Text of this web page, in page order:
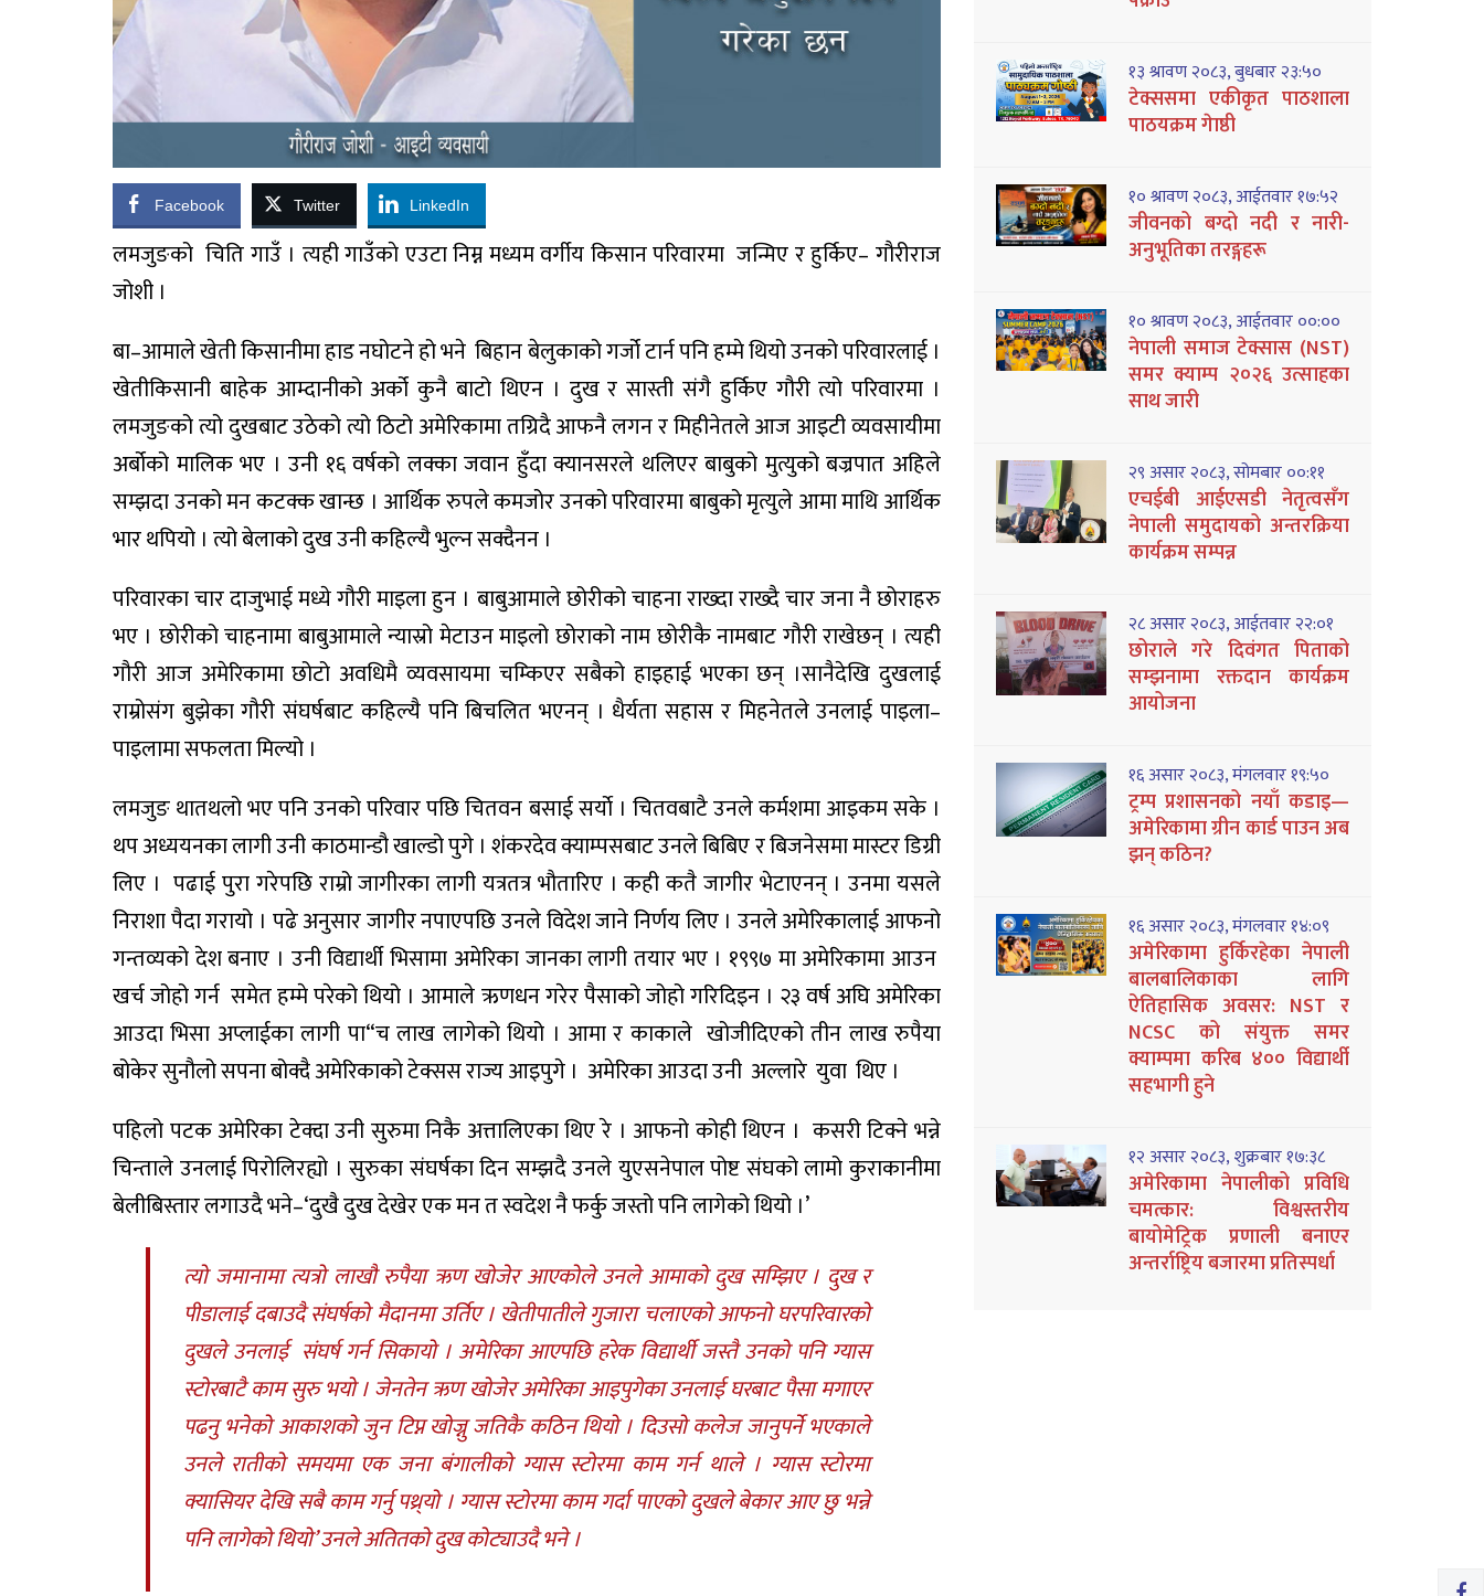
Facebook Twitter LinkedIn
लमजुङको चिति गाउँ । त्यही गाउँकाे एउटा निम्न मध्यम वर्गीय किसान परिवारमा जन्मिए र हुर्किए– गौरीराज
जोशी ।
बा–आमाले खेती किसानीमा हाड नघोटने हो भने बिहान बेलुकाको गर्जो टार्न पनि हम्मे थियो उनको परिवारलाई ।
खेतीकिसानी बाहेक आम्दानीको अर्को कुनै बाटो थिएन । दुख र सास्ती संगै हुर्किए गौरी त्यो परिवारमा ।
लमजुङको त्यो दुखबाट उठेको त्यो ठिटो अमेरिकामा तग्रिदै आफनै लगन र मिहीनेतले आज आइटी व्यवसायीमा
अर्बोको मालिक भए । उनी १६ वर्षको लक्का जवान हुँदा क्यानसरले थलिएर बाबुको मुत्युको बज्रपात अहिले
सम्झदा उनको मन कटक्क खान्छ । आर्थिक रुपले कमजोर उनको परिवारमा बाबुको मृत्युले आमा माथि आर्थिक
भार थपियो । त्यो बेलाको दुख उनी कहिल्यै भुल्न सक्दैनन ।
परिवारका चार दाजुभाई मध्ये गौरी माइला हुन । बाबुआमाले छोरीको चाहना राख्दा राख्दै चार जना नै छोराहरु
भए । छोरीको चाहनामा बाबुआमाले न्यास्रो मेटाउन माइलो छोराको नाम छोरीकै नामबाट गौरी राखेछन् । त्यही
गौरी आज अमेरिकामा छोटो अवधिमै व्यवसायमा चम्किएर सबैको हाइहाई भएका छन् ।सानैदेखि दुखलाई
राम्रोसंग बुझेका गौरी संघर्षबाट कहिल्यै पनि बिचलित भएनन् । धैर्यता सहास र मिहनेतले उनलाई पाइला–
पाइलामा सफलता मिल्यो ।
लमजुङ थातथलो भए पनि उनको परिवार पछि चितवन बसाई सर्याे । चितवबाटै उनले कर्मशमा आइकम सके ।
थप अध्ययनका लागी उनी काठमान्डौ खाल्डो पुगे । शंकरदेव क्याम्पसबाट उनले बिबिए र बिजनेसमा मास्टर डिग्री
लिए । पढाई पुरा गरेपछि राम्रो जागीरका लागी यत्रतत्र भौतारिए । कही कतै जागीर भेटाएनन् । उनमा यसले
निराशा पैदा गरायो । पढे अनुसार जागीर नपाएपछि उनले विदेश जाने निर्णय लिए । उनले अमेरिकालाई आफनो
गन्तव्यको देश बनाए । उनी विद्यार्थी भिसामा अमेरिका जानका लागी तयार भए । १९९७ मा अमेरिकामा आउन
खर्च जोहो गर्न समेत हम्मे परेको थियो । आमाले ऋणधन गरेर पैसाको जोहो गरिदिइन । २३ वर्ष अघि अमेरिका
आउदा भिसा अप्लाईका लागी पा“च लाख लागेको थियो । आमा र काकाले खोजीदिएको तीन लाख रुपैया
बोकेर सुनौलो सपना बोक्दै अमेरिकाको टेक्सस राज्य आइपुगे । अमेरिका आउदा उनी अल्लारे युवा थिए ।
पहिलो पटक अमेरिका टेक्दा उनी सुरुमा निकै अत्तालिएका थिए रे । आफनो कोही थिएन । कसरी टिक्ने भन्ने
चिन्ताले उनलाई पिरोलिरह्यो । सुरुका संघर्षका दिन सम्झदै उनले युएसनेपाल पोष्ट संघको लामो कुराकानीमा
बेलीबिस्तार लगाउदै भने–‘दुखै दुख देखेर एक मन त स्वदेश नै फर्कु जस्तो पनि लागेको थियो ।’
त्यो जमानामा त्यत्रो लाखौ रुपैया ऋण खोजेर आएकोले उनले आमाको दुख सम्झिए । दुख र
पीडालाई दबाउदै संघर्षको मैदानमा उर्तिए । खेतीपातीले गुजारा चलाएको आफनो घरपरिवारको
दुखले उनलाई संघर्ष गर्न सिकायो । अमेरिका आएपछि हरेक विद्यार्थी जस्तै उनको पनि ग्यास
स्टोरबाटै काम सुरु भयो । जेनतेन ऋण खोजेर अमेरिका आइपुगेका उनलाई घरबाट पैसा मगाएर
पढनु भनेको आकाशको जुन टिप्न खोज्नु जतिकै कठिन थियो । दिउसो कलेज जानुपर्ने भएकाले
उनले रातीको समयमा एक जना बंगालीको ग्यास स्टोरमा काम गर्न थाले । ग्यास स्टोरमा
क्यासियर देखि सबै काम गर्नु पथ्र्यो । ग्यास स्टोरमा काम गर्दा पाएको दुखले बेकार आए छु भन्ने
पनि लागेको थियो’ उनले अतितको दुख कोट्याउदै भने ।
१३ श्रावण २०८३, बुधबार २३:५०
टेक्ससमा एकीकृत पाठशाला
पाठयक्रम गेाष्ठी
१० श्रावण २०८३, आईतवार १७:५२
जीवनको बग्दो नदी र नारी-
अनुभूतिका तरङ्गहरू
१० श्रावण २०८३, आईतवार ००:००
नेपाली समाज टेक्सास (NST)
समर क्याम्प २०२६ उत्साहका
साथ जारी
२९ असार २०८३, सोमबार ००:११
एचईबी आईएसडी नेतृत्वसँग
नेपाली समुदायको अन्तरक्रिया
कार्यक्रम सम्पन्न
२८ असार २०८३, आईतवार २२:०१
छोराले गरे दिवंगत पिताको
सम्झनामा रक्तदान कार्यक्रम
आयोजना
१६ असार २०८३, मंगलवार १९:५०
ट्रम्प प्रशासनको नयाँ कडाइ—
अमेरिकामा ग्रीन कार्ड पाउन अब
झन् कठिन?
१६ असार २०८३, मंगलवार १४:०९
अमेरिकामा हुर्किरहेका नेपाली
बालबालिकाका लागि
ऐतिहासिक अवसर: NST र
NCSC को संयुक्त समर
क्याम्पमा करिब ४०० विद्यार्थी
सहभागी हुने
१२ असार २०८३, शुक्रबार १७:३८
अमेरिकामा नेपालीको प्रविधि
चमत्कार: विश्वस्तरीय
बायोमेट्रिक प्रणाली बनाएर
अन्तर्राष्ट्रिय बजारमा प्रतिस्पर्धा